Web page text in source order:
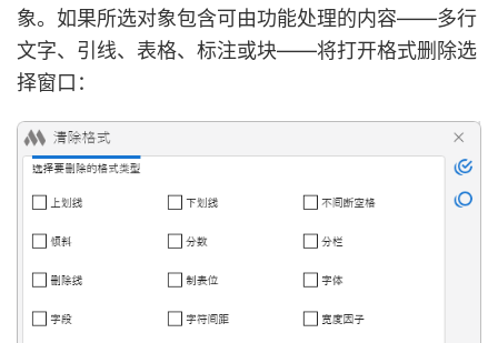
象。如果所选对象包含可由功能处理的内容——多行
文字、引线、表格、标注或块——将打开格式删除选
择窗口：